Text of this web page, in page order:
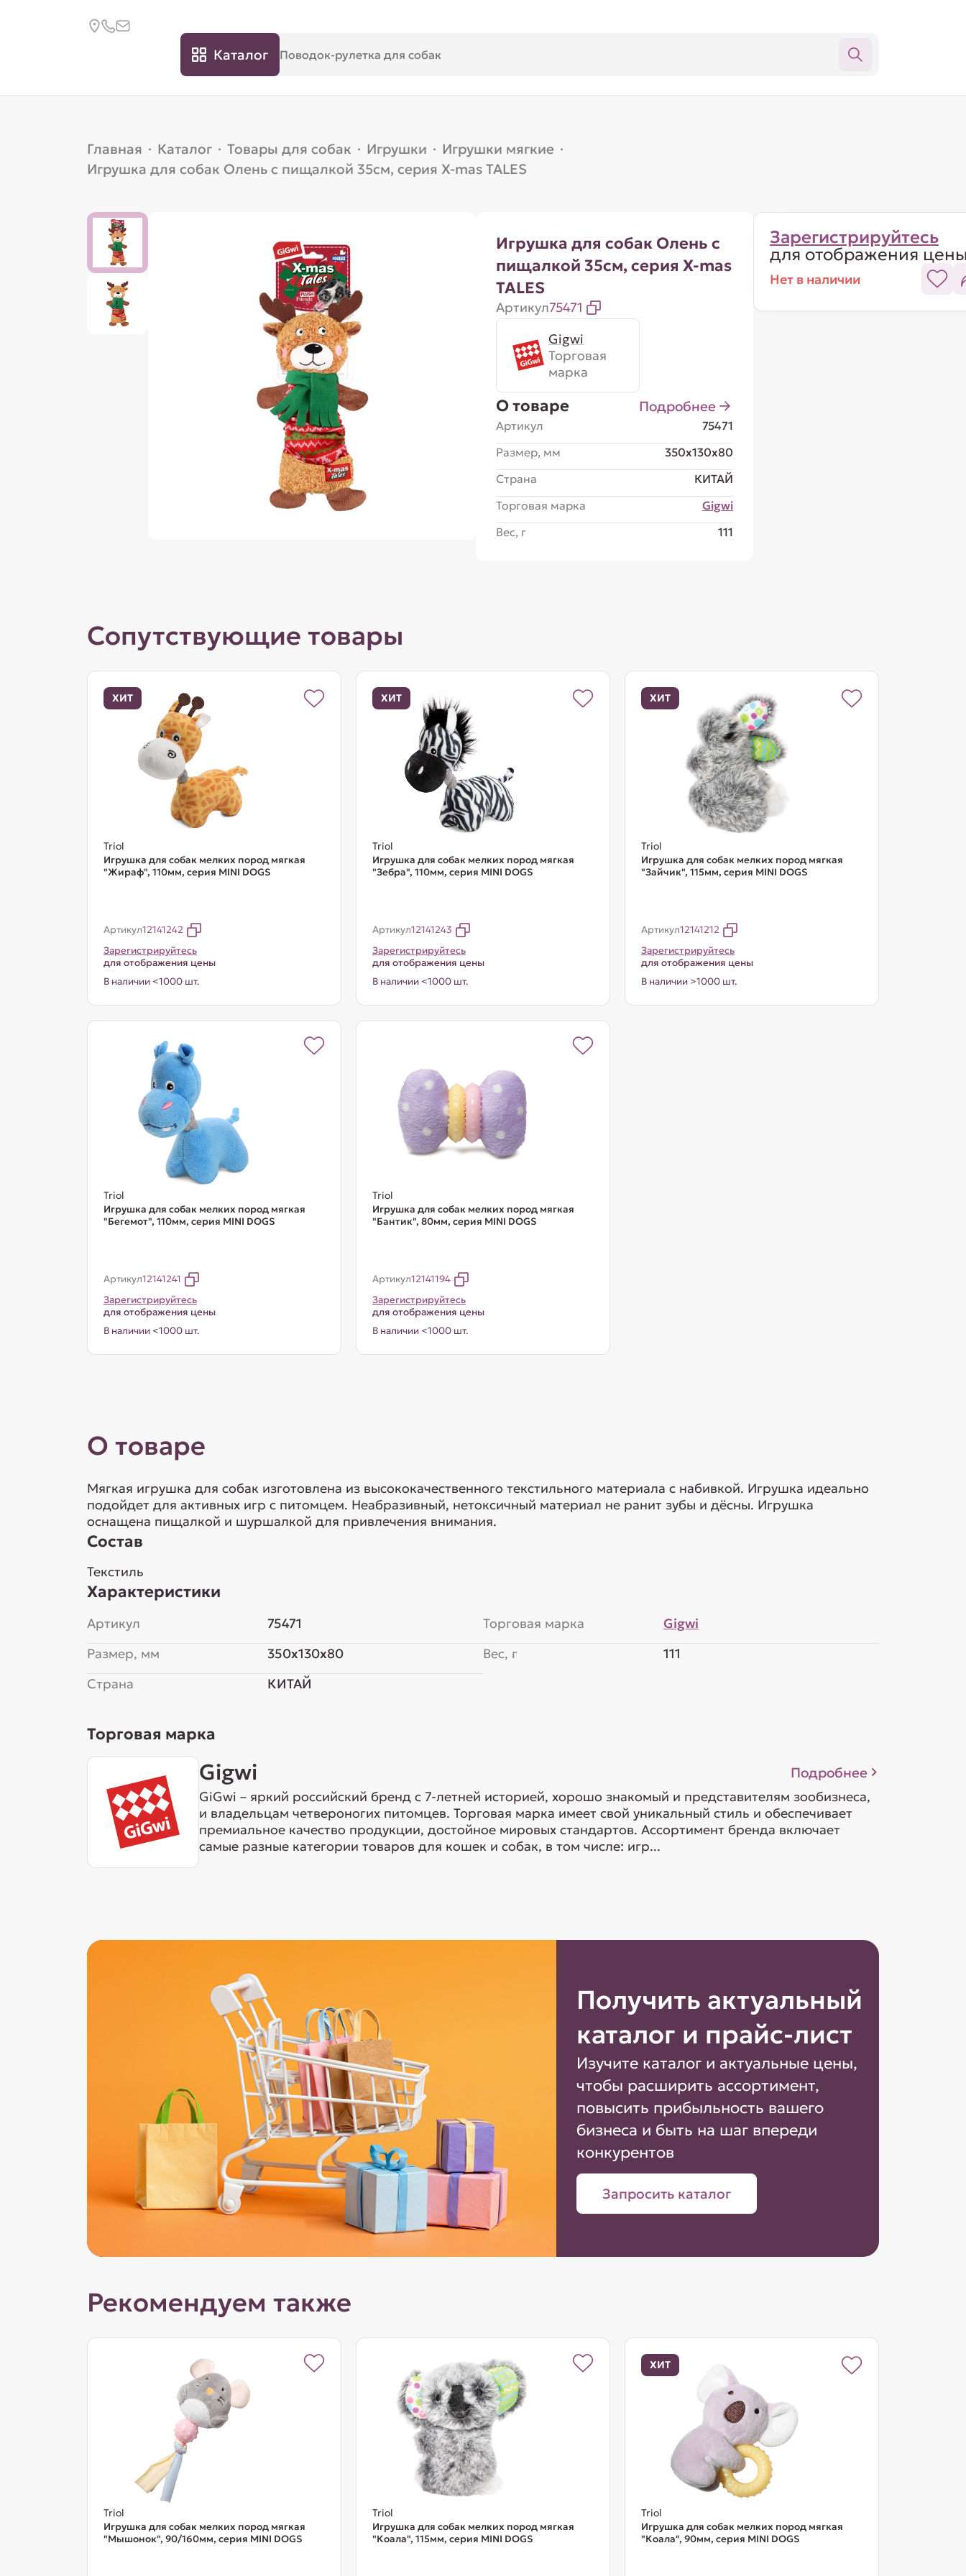
Каталог
Главная · Каталог · Товары для собак · Игрушки · Игрушки мягкие ·
Игрушка для собак Олень с пищалкой 35см, серия X-mas TALES
Игрушка для собак Олень с
пищалкой 35см, серия X-mas
TALES
Артикул75471
Gigwi
Торговая
марка
О товаре Подробнее
Артикул
75471
Размер, мм
350x130x80
Страна
КИТАЙ
Торговая марка
Gigwi
Вес, г
111
Зарегистрируйтесь
для отображения
Нет в наличии
Сопутствующие товары
ХИТ
Triol
Игрушка для собак мелких пород мягкая
"Жираф", 110мм, серия MINI DOGS
Артикул12141242
Зарегистрируйтесь
для отображения цены
В наличии <1000 шт.
ХИТ
Triol
Игрушка для собак мелких пород мягкая
"Зебра", 110мм, серия MINI DOGS
Артикул12141243
Зарегистрируйтесь
для отображения цены
В наличии <1000 шт.
ХИТ
Triol
Игрушка для собак мелких пород мягкая
"Зайчик", 115мм, серия MINI DOGS
Артикул12141212
Зарегистрируйтесь
для отображения цены
В наличии >1000 шт.
Triol
Игрушка для собак мелких пород мягкая
"Бегемот", 110мм, серия MINI DOGS
Артикул12141241
Зарегистрируйтесь
для отображения цены
В наличии <1000 шт.
Triol
Игрушка для собак мелких пород мягкая
"Бантик", 80мм, серия MINI DOGS
Артикул12141194
Зарегистрируйтесь
для отображения цены
В наличии <1000 шт.
О товаре
Мягкая игрушка для собак изготовлена из высококачественного текстильного материала с набивкой. Игрушка идеально
подойдет для активных игр с питомцем. Неабразивный, нетоксичный материал не ранит зубы и дёсны. Игрушка
оснащена пищалкой и шуршалкой для привлечения внимания.
Состав
Текстиль
Характеристики
Артикул
75471
Размер, мм
350x130x80
Страна
КИТАЙ
Торговая марка
Gigwi
Вес, г
111
Торговая марка
Gigwi Подробнее
GiGwi – яркий российский бренд с 7-летней историей, хорошо знакомый и представителям зообизнеса,
и владельцам четвероногих питомцев. Торговая марка имеет свой уникальный стиль и обеспечивает
премиальное качество продукции, достойное мировых стандартов. Ассортимент бренда включает
самые разные категории товаров для кошек и собак, в том числе: игр...
Получить актуальный
каталог и прайс-лист
Изучите каталог и актуальные цены,
чтобы расширить ассортимент,
повысить прибыльность вашего
бизнеса и быть на шаг впереди
конкурентов
Запросить каталог
Рекомендуем также
Triol
Игрушка для собак мелких пород мягкая
"Мышонок", 90/160мм, серия MINI DOGS
Triol
Игрушка для собак мелких пород мягкая
"Коала", 115мм, серия MINI DOGS
ХИТ
Triol
Игрушка для собак мелких пород мягкая
"Коала", 90мм, серия MINI DOGS